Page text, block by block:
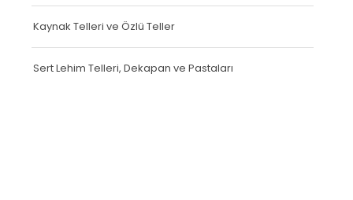
Kaynak Telleri ve Özlü Teller
Sert Lehim Telleri, Dekapan ve Pastaları